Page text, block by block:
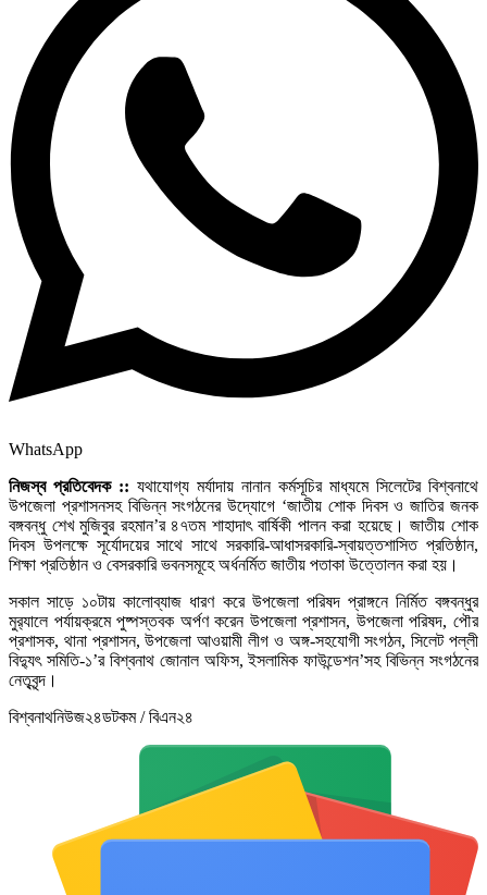
WhatsApp
নিজস্ব প্রতিবেদক :: যথাযোগ্য মর্যাদায় নানান কর্মসূচির মাধ্যমে সিলেটের বিশ্বনাথে
উপজেলা প্রশাসনসহ বিভিন্ন সংগঠনের উদ্যোগে ‘জাতীয় শোক দিবস ও জাতির জনক
বঙ্গবন্ধু শেখ মুজিবুর রহমান’র ৪৭তম শাহাদাৎ বার্ষিকী পালন করা হয়েছে। জাতীয় শোক
দিবস উপলক্ষে সূর্যোদয়ের সাথে সাথে সরকারি-আধাসরকারি-স্বায়ত্তশাসিত প্রতিষ্ঠান,
শিক্ষা প্রতিষ্ঠান ও বেসরকারি ভবনসমূহে অর্ধনর্মিত জাতীয় পতাকা উত্তোলন করা হয়।
সকাল সাড়ে ১০টায় কালোব্যাজ ধারণ করে উপজেলা পরিষদ প্রাঙ্গনে নির্মিত বঙ্গবন্ধুর
মুর‌্যালে পর্যায়ক্রমে পুষ্পস্তবক অর্পণ করেন উপজেলা প্রশাসন, উপজেলা পরিষদ, পৌর
প্রশাসক, থানা প্রশাসন, উপজেলা আওয়ামী লীগ ও অঙ্গ-সহযোগী সংগঠন, সিলেট পল্লী
বিদ্যুৎ সমিতি-১’র বিশ্বনাথ জোনাল অফিস, ইসলামিক ফাউন্ডেশন’সহ বিভিন্ন সংগঠনের
নেতৃবৃন্দ।
বিশ্বনাথনিউজ২৪ডটকম / বিএন২৪